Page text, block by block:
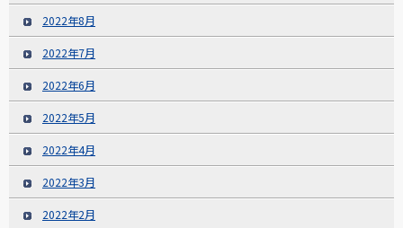
2022年8月
2022年7月
2022年6月
2022年5月
2022年4月
2022年3月
2022年2月